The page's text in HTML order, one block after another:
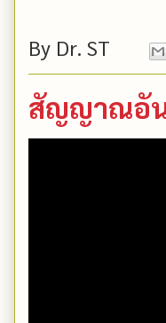
By Dr. ST
สัญญาณอัน